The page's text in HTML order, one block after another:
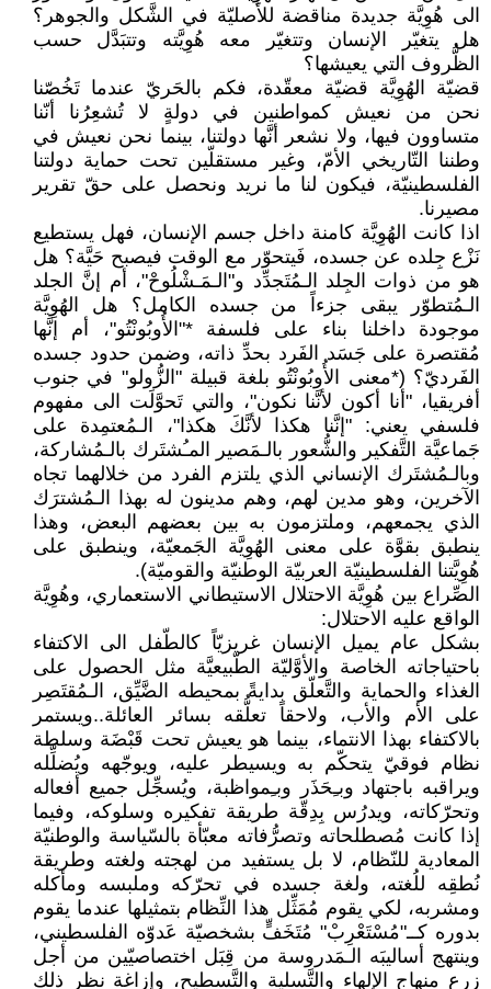
الى هُوِيَّة جديدة مناقضة للأصليّة في الشَّكل والجوهر؟
هل يتغيّر الإنسان وتتغيّر معه هُوِيَّته وتتبَدَّل حسب
الظُّروف التي يعيشها؟
قضيّة الهُوِيَّة قضيّة معقّدة، فكم بالحَريّ عندما تَخُصّنا
نحن من نعيش كمواطنين في دولةٍ لا تُشعِرُنا أنّنا
متساوون فيها، ولا نشعر أنَّها دولتنا، بينما نحن نعيش في
وطننا التّاريخي الأمّ، وغير مستقلّين تحت حماية دولتنا
الفلسطينيّة، فيكون لنا ما نريد ونحصل على حقّ تقرير
مصيرنا.
اذا كانت الهُوِيَّة كامنة داخل جسم الإنسان، فهل يستطيع
نَزْع جِلده عن جسده، فَيتحوّر مع الوقت فيصبح حَيَّة؟ هل
هو من ذوات الجِلد الـمُتَجدِّد و"الـمَـشْلُوحْ"، أم إنَّ الجلد
الـمُتطوّر يبقى جزءاً من جسده الكامل؟ هل الهُوِيَّة
موجودة داخلنا بناء على فلسفة *"الأُوبُونْتُو"، أم إنَّها
مُقتصرة على جَسَد الفَرد بحدِّ ذاته، وضمن حدود جسده
الفَرديّ؟ (*معنى الأُوبُونْتُو بلغة قبيلة "الزُّولو" في جنوب
أفريقيا، "أنا أكون لأنَّنا نكون"، والتي تَحوَّلَت الى مفهوم
فلسفي يعني: "إنَّنا هكذا لأنَّكَ هكذا"، الـمُعتمِدة على
جَماعيَّة التَّفكير والشُّعور بالـمَصير المـُشتَرك بالـمُشاركة،
وبالـمُشتَرك الإنساني الذي يلتزم الفرد من خلالهما تجاه
الآخرين، وهو مدين لهم، وهم مدينون له بهذا الـمُشترَك
الذي يجمعهم، وملتزمون به بين بعضهم البعض، وهذا
ينطبق بقوَّة على معنى الهُوِيَّة الجَمعيّة، وينطبق على
هُوِيَّتنا الفلسطينيّة العربيّة الوطنيّة والقوميّة).
الصِّراع بين هُوِيَّة الاحتلال الاستيطاني الاستعماري، وهُوِيَّة
الواقع عليه الاحتلال:
بشكل عام يميل الإنسان غريزيّاً كالطّفل الى الاكتفاء
باحتياجاته الخاصة والأوَّليّة الطّبيعيَّة مثل الحصول على
الغذاء والحماية والتَّعلّق بدايةً بمحيطه الضَّيِّق، الـمُقتَصِر
على الأم والأب، ولاحقاً تعلُّقه بسائر العائلة..ويستمر
بالاكتفاء بهذا الانتماء، بينما هو يعيش تحت قَبْضَة وسلطة
نظام فوقيّ يتحكّم به ويسيطر عليه، ويوجّهه ويُضلِّله
ويراقبه باجتهاد وبـِحَذَر وبـِمواظبة، ويُسجِّل جميع أفعاله
وتحرّكاته، ويدرُس بِدِقّة طريقة تفكيره وسلوكه، وفيما
إذا كانت مُصطلحاته وتصرُّفاته معبّأة بالسّياسة والوطنيّة
المعادية للنّظام، لا بل يستفيد من لهجته ولغته وطريقة
نُطقِه للُغته، ولغة جسده في تحرّكه وملبسه ومأكله
ومشربه، لكي يقوم مُمَثِّل هذا النِّظام بتمثيلها عندما يقوم
بدوره كــ"مُسْتَعْرِبْ" مُتَخَفٍّ بشخصيّة عَدوّه الفلسطيني،
وينتهج أساليبَه الـمَدروسة من قِبَل اختصاصيّين من أجل
زرع منهاج الإلهاء والتَّسلية والتَّسطيح، وإزاغة نظر ذلك